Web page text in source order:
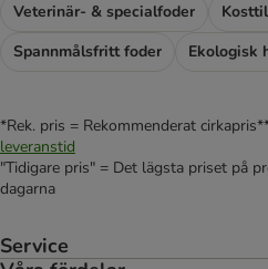
Veterinär- & specialfoder
Spannmålsfritt foder
Ekologisk
*Rek. pris = Rekommenderat
leveranstid
"Tidigare pris" = Det lägsta priset på
dagarna
Service